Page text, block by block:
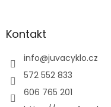
Kontakt
info@juvacyklo.cz
572 552 833
606 765 201